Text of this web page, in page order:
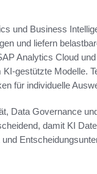
und Business
und liefern
Analytics Cloud
gestützte Modelle.
für individuelle
Data Governance
damit KI